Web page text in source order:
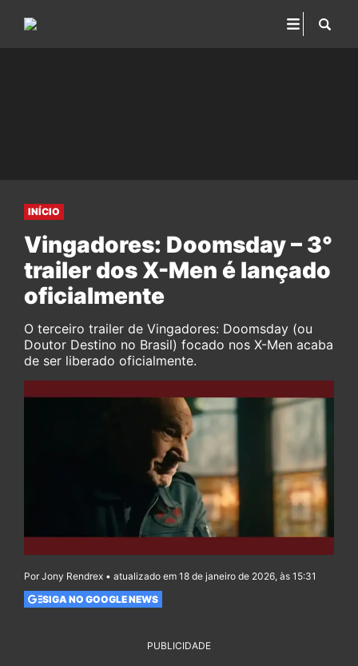
INÍCIO
Vingadores: Doomsday – 3°
trailer dos X-Men é lançado
oficialmente
O terceiro trailer de Vingadores: Doomsday (ou
Doutor Destino no Brasil) focado nos X-Men acaba
de ser liberado oficialmente.
Por Jony Rendrex • atualizado em 18 de janeiro de 2026, às 15:31
SIGA NO GOOGLE NEWS
PUBLICIDADE